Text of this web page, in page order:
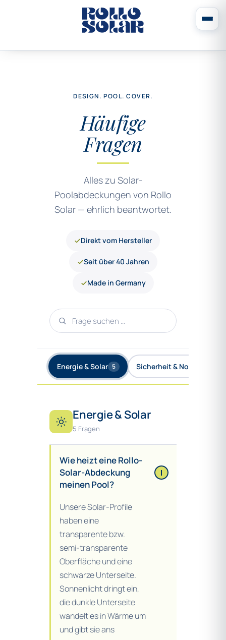
DESIGN. POOL. COVER.
Häufige
Fragen
Alles zu Solar-
Poolabdeckungen von Rollo
Solar — ehrlich beantwortet.
Direkt vom Hersteller
Seit über 40 Jahren
Made in Germany
Energie & Solar 5 Sicherheit & Normen
Energie & Solar
5 Fragen
Wie heizt eine Rollo-
Solar-Abdeckung
meinen Pool?
Unsere Solar-Profile
haben eine
transparente bzw.
semi-transparente
Oberfläche und eine
schwarze Unterseite.
Sonnenlicht dringt ein,
die dunkle Unterseite
wandelt es in Wärme um
und gibt sie ans